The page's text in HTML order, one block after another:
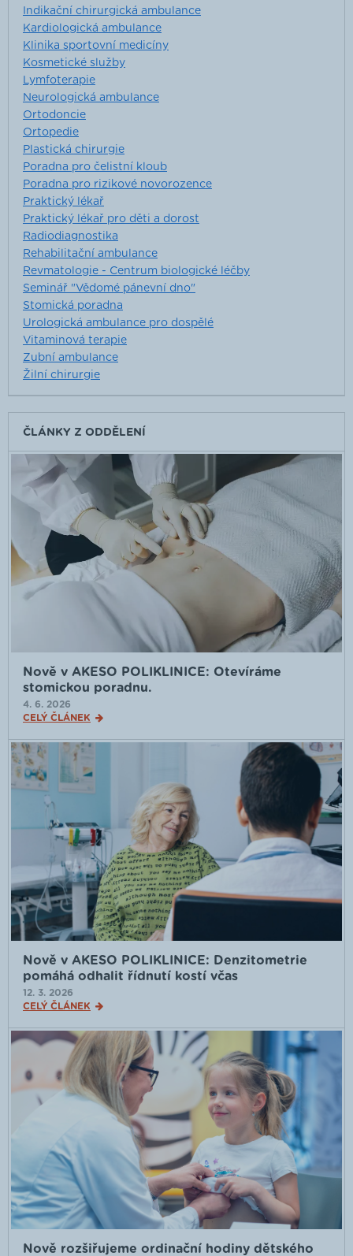
Indikační chirurgická ambulance
Kardiologická ambulance
Klinika sportovní medicíny
Kosmetické služby
Lymfoterapie
Neurologická ambulance
Ortodoncie
Ortopedie
Plastická chirurgie
Poradna pro čelistní kloub
Poradna pro rizikové novorozence
Praktický lékař
Praktický lékař pro děti a dorost
Radiodiagnostika
Rehabilitační ambulance
Revmatologie - Centrum biologické léčby
Seminář "Vědomé pánevní dno"
Stomická poradna
Urologická ambulance pro dospělé
Vitaminová terapie
Zubní ambulance
Žilní chirurgie
ČLÁNKY Z ODDĚLENÍ
Nově v AKESO POLIKLINICE: Otevíráme
stomickou poradnu.
4. 6. 2026
CELÝ ČLÁNEK
Nově v AKESO POLIKLINICE: Denzitometrie
pomáhá odhalit řídnutí kostí včas
12. 3. 2026
CELÝ ČLÁNEK
Nově rozšiřujeme ordinační hodiny dětského